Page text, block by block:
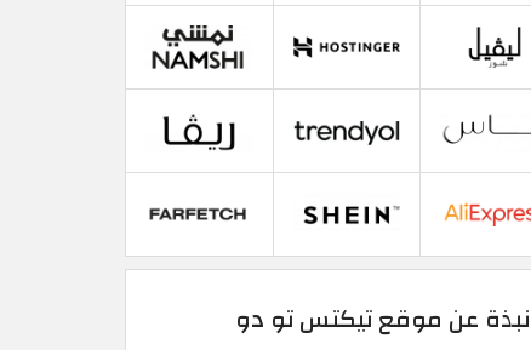
نبذة عن موقع تيكتس تو دو